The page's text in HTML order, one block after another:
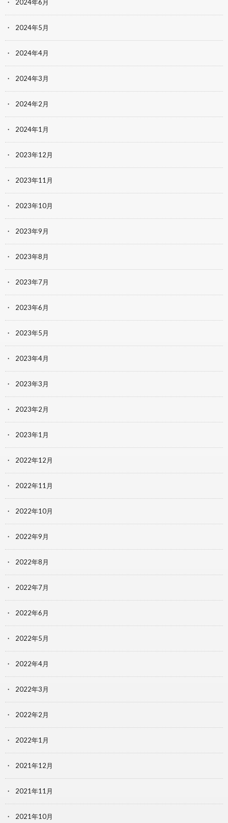
2024年6月
2024年5月
2024年4月
2024年3月
2024年2月
2024年1月
2023年12月
2023年11月
2023年10月
2023年9月
2023年8月
2023年7月
2023年6月
2023年5月
2023年4月
2023年3月
2023年2月
2023年1月
2022年12月
2022年11月
2022年10月
2022年9月
2022年8月
2022年7月
2022年6月
2022年5月
2022年4月
2022年3月
2022年2月
2022年1月
2021年12月
2021年11月
2021年10月